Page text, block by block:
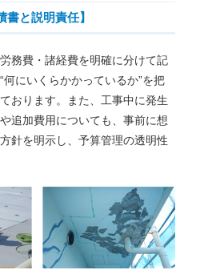
書と説明責任】
務費・諸経費を明確に分けて記
にいくらかかっているか”を把
おります。また、工事中に発生
追加費用についても、事前に想
針を明示し、予算管理の透明性